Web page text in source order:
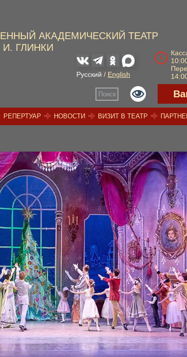
АКАДЕМИЧЕСКИЙ ТЕАТР
ГЛИНКИ
Русский / English
Поиск
РЕПЕРТУАР НОВОСТИ ВИЗИТ В ТЕАТР